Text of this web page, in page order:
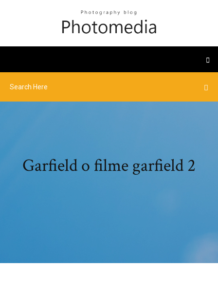
Garfield o filme garfield 2